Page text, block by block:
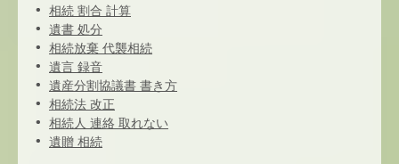
相続 割合 計算
遺書 処分
相続放棄 代襲相続
遺言 録音
遺産分割協議書 書き方
相続法 改正
相続人 連絡 取れない
遺贈 相続